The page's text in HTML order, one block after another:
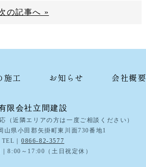
の記事へ »
施工 お知らせ 会社概要
限会社立間建設
（近隣エリアの方は一度ご相談ください）
山県小田郡矢掛町東川面730番地1
TEL｜0866-82-3577
8:00～17:00（土日祝定休）